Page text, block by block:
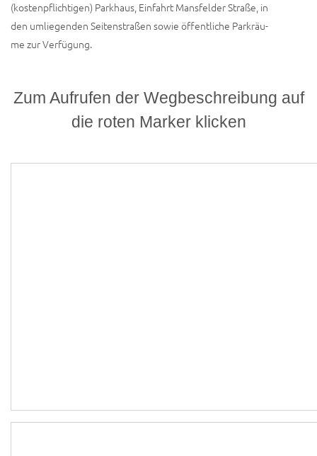
(kos­ten­pflich­ti­gen) Park­haus, Ein­fahrt Mans­fel­der Stra­ße, in
den umlie­gen­den Sei­ten­stra­ßen sowie öffent­li­che Park­räu­
me zur Verfügung.
Zum Aufrufen der Wegbeschreibung auf
die roten Marker klicken